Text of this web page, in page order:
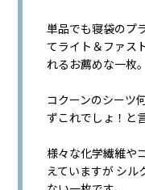
単品でも寝袋のプ
てライト＆ファス
れるお薦めな一枚。
コクーンのシーツ
ずこれでしょ！と
様々な化学繊維や
えていますが シル